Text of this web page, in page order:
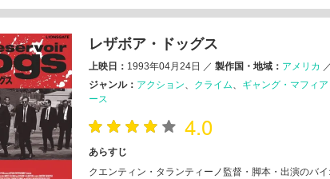
レザボア・ドッグス
上映日： 1993年04月24日 ／ 製作国・地域： アメリカ ／
ジャンル： アクション クライム ギャング・マフィア
ース
4.0
あらすじ
クエンティン・タランティーノ監督・脚本・出演のバ